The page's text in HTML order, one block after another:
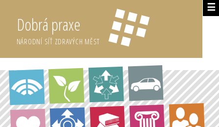
☰
Dobrá praxe
NÁRODNÍ SÍŤ ZDRAVÝCH MĚST